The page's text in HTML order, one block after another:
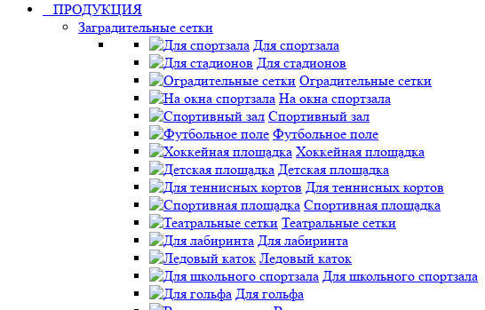
ПРОДУКЦИЯ
Заградительные сетки
Для спортзала
Для стадионов
Оградительные сетки
На окна спортзала
Спортивный зал
Футбольное поле
Хоккейная площадка
Детская площадка
Для теннисных кортов
Спортивная площадка
Театральные сетки
Для лабиринта
Ледовый каток
Для школьного спортзала
Для гольфа